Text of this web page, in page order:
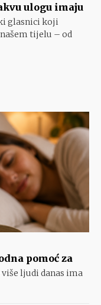
ulogu imaju
glasnici koji
tijelu – od
pomoć za
više ljudi danas ima